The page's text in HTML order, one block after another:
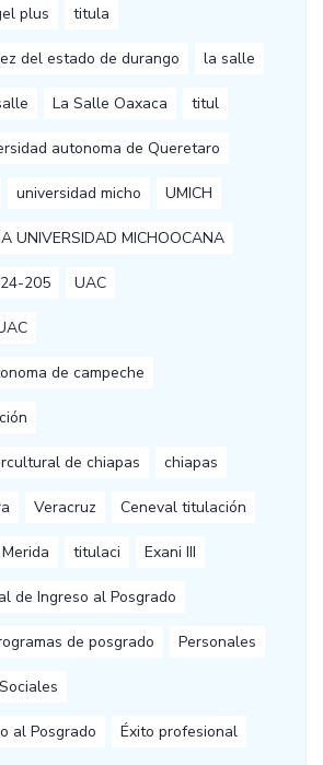
plus titula
del estado de durango la salle
La Salle Oaxaca titul
autonoma de Queretaro
universidad micho UMICH
UNIVERSIDAD MICHOOCANA
205 UAC
de campeche
de chiapas chiapas
Veracruz Ceneval titulación
titulaci Exani III
de Ingreso al Posgrado
de posgrado Personales
Sociales
al Posgrado Éxito profesional